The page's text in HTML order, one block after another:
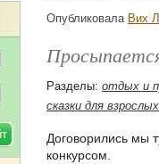
Опубликовала Вих
Разделы: отдых и
сказки для
Договорились мы
конкурсом.